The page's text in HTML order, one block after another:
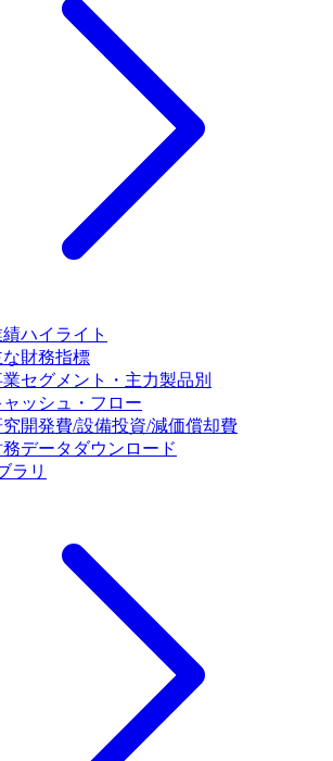
ハイライト
な財務指標
セグメント・主力製品別
ャッシュ・フロー
究開発費/設備投資/減価償却費
務データダウンロード
ラリ